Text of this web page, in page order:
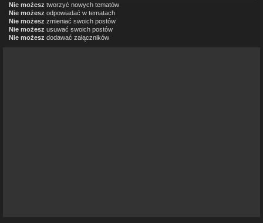
Nie możesz tworzyć nowych tematów
Nie możesz odpowiadać w tematach
Nie możesz zmieniać swoich postów
Nie możesz usuwać swoich postów
Nie możesz dodawać załączników